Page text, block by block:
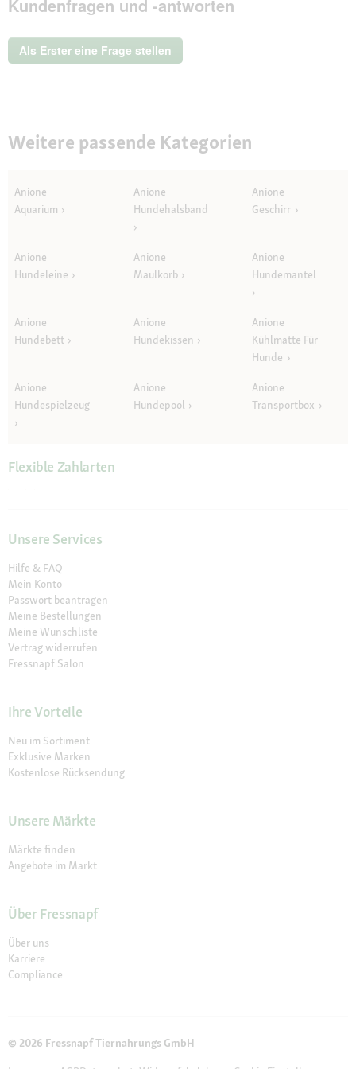
Kundenfragen und -antworten
Als Erster eine Frage stellen
Weitere passende Kategorien
Anione
Aquarium
Anione
Hundehalsband
Anione
Geschirr
Anione
Hundeleine
Anione
Maulkorb
Anione
Hundemantel
Anione
Hundebett
Anione
Hundekissen
Anione
Kühlmatte Für
Hunde
Anione
Hundespielzeug
Anione
Hundepool
Anione
Transportbox
Flexible Zahlarten
Unsere Services
Hilfe & FAQ
Mein Konto
Passwort beantragen
Meine Bestellungen
Meine Wunschliste
Vertrag widerrufen
Fressnapf Salon
Ihre Vorteile
Neu im Sortiment
Exklusive Marken
Kostenlose Rücksendung
Unsere Märkte
Märkte finden
Angebote im Markt
Über Fressnapf
Über uns
Karriere
Compliance
© 2026 Fressnapf Tiernahrungs GmbH